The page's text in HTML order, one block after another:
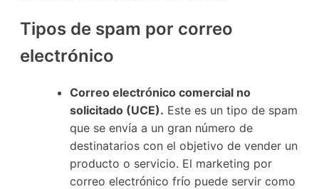
Tipos de spam por correo
electrónico
Correo electrónico comercial no
solicitado (UCE). Este es un tipo de spam
que se envía a un gran número de
destinatarios con el objetivo de vender un
producto o servicio. El marketing por
correo electrónico frío puede servir como